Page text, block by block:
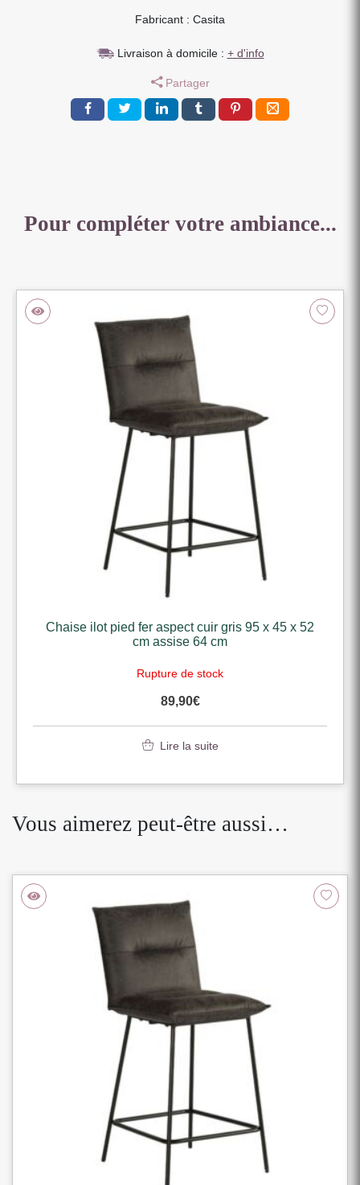
Fabricant : Casita
Livraison à domicile : + d'info
Partager
Pour compléter votre ambiance...
Chaise ilot pied fer aspect cuir gris 95 x 45 x 52
cm assise 64 cm
Rupture de stock
89,90€
Lire la suite
Vous aimerez peut-être aussi…